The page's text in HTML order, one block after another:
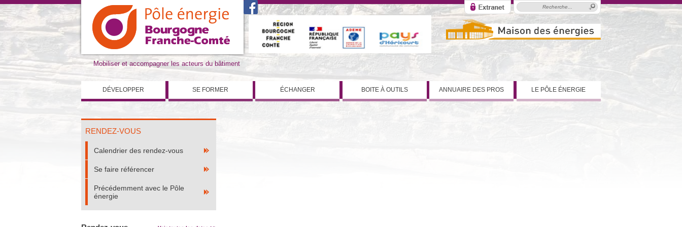
Mobiliser et accompagner les acteurs du bâtiment
DÉVELOPPER SE FORMER ÉCHANGER BOITE À OUTILS ANNUAIRE DES PROS LE PÔLE ÉNERGIE
RENDEZ-VOUS
Calendrier des rendez-vous
Se faire référencer
Précédemment avec le Pôle
énergie